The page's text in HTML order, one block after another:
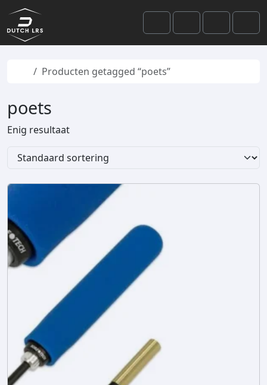
Skip to content
Skip to footer
SearchAccount
Cart
Home
Producten getagged “poets”
poets
Enig resultaat